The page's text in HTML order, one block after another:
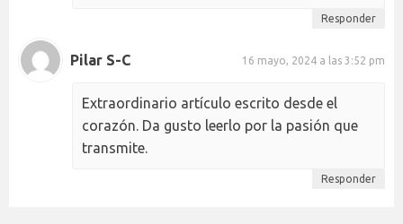
Responder
Pilar S-C 16 mayo, 2024 a las 3:52 pm
Extraordinario artículo escrito desde el
corazón. Da gusto leerlo por la pasión que
transmite.
Responder